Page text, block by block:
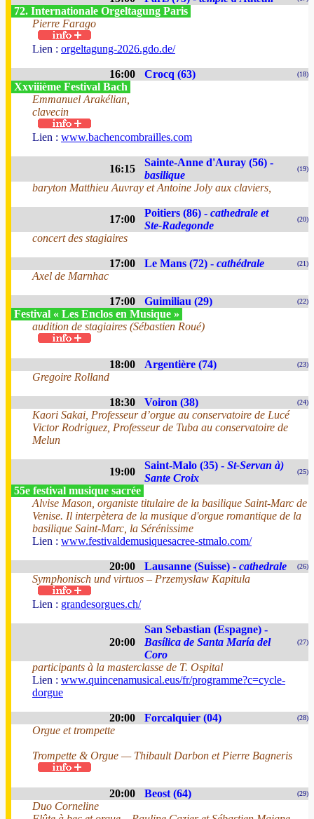
72. Internationale Orgeltagung Paris
Pierre Farago
Lien : orgeltagung-2026.gdo.de/
16:00 Crocq (63) (18)
Xxviiième Festival Bach
Emmanuel Arakélian,
clavecin
Lien : www.bachencombrailles.com
16:15
Sainte-Anne d'Auray (56) -
basilique
(19)
baryton Matthieu Auvray et Antoine Joly aux claviers,
17:00
Poitiers (86) - cathedrale et
Ste-Radegonde
(20)
concert des stagiaires
17:00 Le Mans (72) - cathédrale (21)
Axel de Marnhac
17:00 Guimiliau (29) (22)
Festival « Les Enclos en Musique »
audition de stagiaires (Sébastien Roué)
18:00 Argentière (74) (23)
Gregoire Rolland
18:30 Voiron (38) (24)
Kaori Sakai, Professeur d’orgue au conservatoire de Lucé
Victor Rodriguez, Professeur de Tuba au conservatoire de
Melun
19:00
Saint-Malo (35) - St-Servan à)
Sante Croix
(25)
55e festival musique sacrée
Alvise Mason, organiste titulaire de la basilique Saint-Marc de
Venise. Il interpètera de la musique d'orgue romantique de la
basilique Saint-Marc, la Sérénissime
Lien : www.festivaldemusiquesacree-stmalo.com/
20:00 Lausanne (Suisse) - cathedrale (26)
Symphonisch und virtuos – Przemyslaw Kapitula
Lien : grandesorgues.ch/
20:00
San Sebastian (Espagne) -
Basílica de Santa María del
Coro
(27)
participants à la masterclasse de T. Ospital
Lien : www.quincenamusical.eus/fr/programme?c=cycle-
dorgue
20:00 Forcalquier (04) (28)
Orgue et trompette
Trompette & Orgue — Thibault Darbon et Pierre Bagneris
20:00 Beost (64) (29)
Duo Corneline